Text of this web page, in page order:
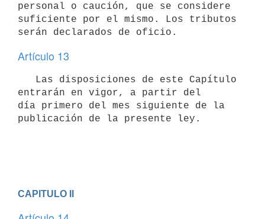
personal o caución, que se considere
suficiente por el mismo. Los tributos
Artículo 13
entrarán en vigor, a partir del
día primero del mes siguiente de la
publicación de la presente ley.
CAPITULO II